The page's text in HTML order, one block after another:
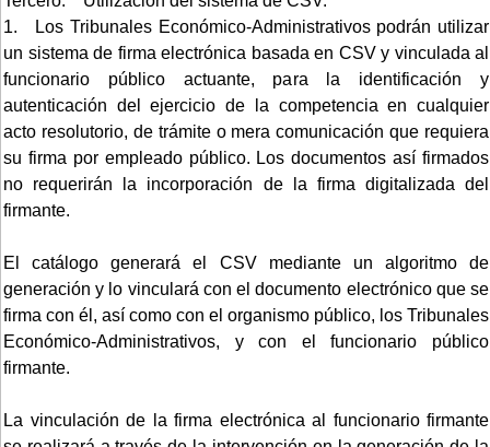
1. Los Tribunales Económico-Administrativos podrán utilizar
un sistema de firma electrónica basada en CSV y vinculada al
funcionario público actuante, para la identificación y
autenticación del ejercicio de la competencia en cualquier
acto resolutorio, de trámite o mera comunicación que requiera
su firma por empleado público. Los documentos así firmados
no requerirán la incorporación de la firma digitalizada del
firmante.
El catálogo generará el CSV mediante un algoritmo de
generación y lo vinculará con el documento electrónico que se
firma con él, así como con el organismo público, los Tribunales
Económico-Administrativos, y con el funcionario público
firmante.
La vinculación de la firma electrónica al funcionario firmante